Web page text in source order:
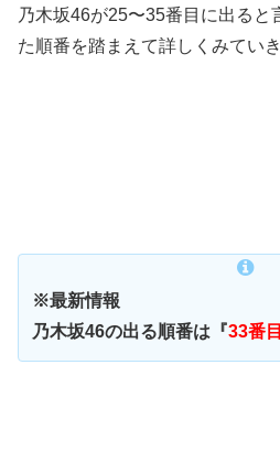
乃木坂46が25〜35番目に出ると
た順番を踏まえて詳しくみてい
※最新情報
乃木坂46の出る順番は『33番目